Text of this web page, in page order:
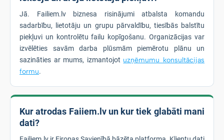
Jā. Failiem.lv biznesa risinājumi atbalsta komandu
sadarbību, lietotāju un grupu pārvaldību, tiesībās balstītu
piekļuvi un kontrolētu failu kopīgošanu. Organizācijas var
izvēlēties savām darba plūsmām piemērotu plānu un
sazināties ar mums, izmantojot uzņēmumu konsultācijas
formu.
Kur atrodas Faiiem.lv un kur tiek glabāti mani
dati?